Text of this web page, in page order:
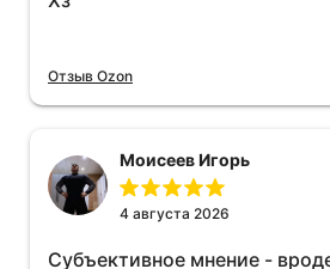
Отзыв Ozon
Моисеев Игорь
4 августа 2026
Субъективное мнение -